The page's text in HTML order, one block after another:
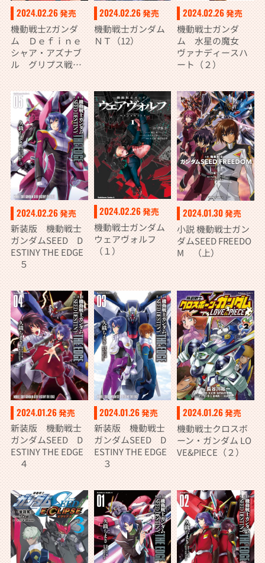
2024.02.26発売
機動戦士Ζガンダ
ム Ｄｅｆｉｎｅ
シャア・アズナブ
ル グリプス戦役
2024.02.26発売
機動戦士ガンダム
ＮＴ（12）
2024.02.26発売
機動戦士ガンダ
ム 水星の魔女
ヴァナディースハ
ート（２）
2024.02.26発売
新装版 機動戦士
ガンダムSEED D
ESTINY THE EDGE
５
2024.02.26発売
機動戦士ガンダム
ウェアヴォルフ
（１）
2024.01.30発売
小説 機動戦士ガン
ダムSEED FREEDO
M （上）
2024.01.26発売
新装版 機動戦士
ガンダムSEED D
ESTINY THE EDGE
４
2024.01.26発売
新装版 機動戦士
ガンダムSEED D
ESTINY THE EDGE
３
2024.01.26発売
機動戦士クロスボ
ーン・ガンダム LO
VE&PIECE（２）